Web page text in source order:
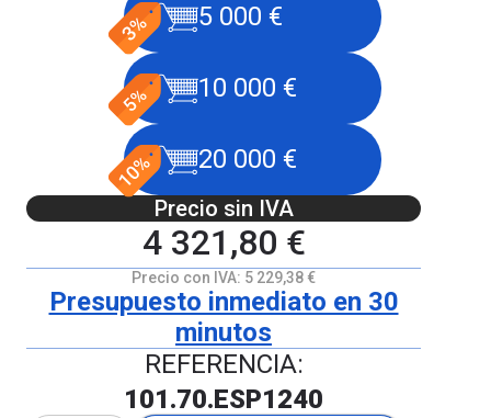
5 000 €
10 000 €
20 000 €
Precio sin IVA
4 321,80 €
Precio con IVA: 5 229,38 €
Presupuesto inmediato en 30
minutos
REFERENCIA:
101.70.ESP1240